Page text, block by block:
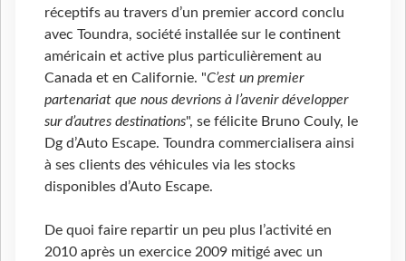
réceptifs au travers d’un premier accord conclu
avec Toundra, société installée sur le continent
américain et active plus particulièrement au
Canada et en Californie. "C’est un premier
partenariat que nous devrions à l’avenir développer
sur d’autres destinations", se félicite Bruno Couly, le
Dg d’Auto Escape. Toundra commercialisera ainsi
à ses clients des véhicules via les stocks
disponibles d’Auto Escape.
De quoi faire repartir un peu plus l’activité en
2010 après un exercice 2009 mitigé avec un